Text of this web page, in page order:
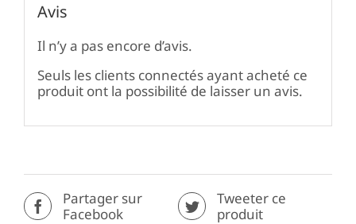
Avis
Il n’y a pas encore d’avis.
Seuls les clients connectés ayant acheté ce
produit ont la possibilité de laisser un avis.
Partager sur
Facebook
Tweeter ce
produit